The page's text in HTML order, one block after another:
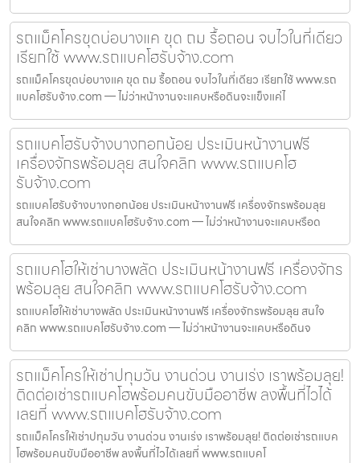
รถแม็คโครขุดบ่อบางแค ขุด ถม รื้อถอน จบไวในที่เดียว
เรียกใช้ www.รถแบคโฮรับจ้าง.com
รถแม็คโครขุดบ่อบางแค ขุด ถม รื้อถอน จบไวในที่เดียว เรียกใช้ www.รถ
แบคโฮรับจ้าง.com — ไม่ว่าหน้างานจะแคบหรือดินจะแข็งแค่ไ
รถแบคโฮรับจ้างบางกอกน้อย ประเมินหน้างานฟรี
เครื่องจักรพร้อมลุย สนใจคลิก www.รถแบคโฮ
รับจ้าง.com
รถแบคโฮรับจ้างบางกอกน้อย ประเมินหน้างานฟรี เครื่องจักรพร้อมลุย
สนใจคลิก www.รถแบคโฮรับจ้าง.com — ไม่ว่าหน้างานจะแคบหรือด
รถแบคโฮให้เช่าบางพลัด ประเมินหน้างานฟรี เครื่องจักร
พร้อมลุย สนใจคลิก www.รถแบคโฮรับจ้าง.com
รถแบคโฮให้เช่าบางพลัด ประเมินหน้างานฟรี เครื่องจักรพร้อมลุย สนใจ
คลิก www.รถแบคโฮรับจ้าง.com — ไม่ว่าหน้างานจะแคบหรือดินจ
รถแม็คโครให้เช่าปทุมวัน งานด่วน งานเร่ง เราพร้อมลุย!
ติดต่อเช่ารถแบคโฮพร้อมคนขับมืออาชีพ ลงพื้นที่ไวได้
เลยที่ www.รถแบคโฮรับจ้าง.com
รถแม็คโครให้เช่าปทุมวัน งานด่วน งานเร่ง เราพร้อมลุย! ติดต่อเช่ารถแบค
โฮพร้อมคนขับมืออาชีพ ลงพื้นที่ไวได้เลยที่ www.รถแบคโ